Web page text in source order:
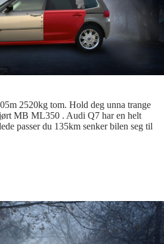
2520kg tom. Hold deg unna trange
MB ML350 . Audi Q7 har en helt
passer du 135km senker bilen seg til